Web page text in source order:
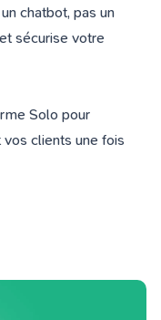
chatbot, pas un
sécurise votre
Solo pour
clients une fois